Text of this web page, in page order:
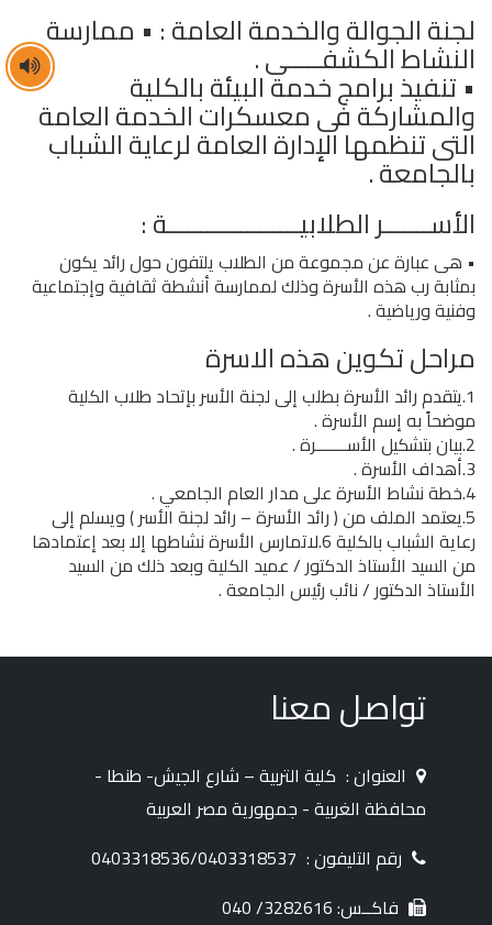
لجنة الجوالة والخدمة العامة : • ممارسة
النشاط الكشفـــــى .
• تنفيذ برامج خدمة البيئة بالكلية
والمشاركة فى معسكرات الخدمة العامة
التى تنظمها الإدارة العامة لرعاية الشباب
بالجامعة .
الأســـــــر الطلابيــــــــــــــــــــة :
• هى عبارة عن مجموعة من الطلاب يلتفون حول رائد يكون
بمثابة رب هذه الأسرة وذلك لممارسة أنشطة ثقافية وإجتماعية
وفنية ورياضية .
مراحل تكوين هذه الاسرة
1.يتقدم رائد الأسرة بطلب إلى لجنة الأسر بإتحاد طلاب الكلية
موضحاً به إسم الأسرة .
2.بيان بتشكيل الأســـــــرة .
3.أهداف الأسرة .
4.خطة نشاط الأسرة على مدار العام الجامعي .
5.يعتمد الملف من ( رائد الأسرة – رائد لجنة الأسر ) ويسلم إلى
رعاية الشباب بالكلية 6.لاتمارس الأسرة نشاطها إلا بعد إعتمادها
من السيد الأستاذ الدكتور / عميد الكلية وبعد ذلك من السيد
الأستاذ الدكتور / نائب رئيس الجامعة .
تواصل معنا
العنوان : كلية التربية – شارع الجيش- طنطا -
محافظة الغربية - جمهورية مصر العربية
رقم التليفون : 0403318536/0403318537
فاكــس: 3282616/ 040